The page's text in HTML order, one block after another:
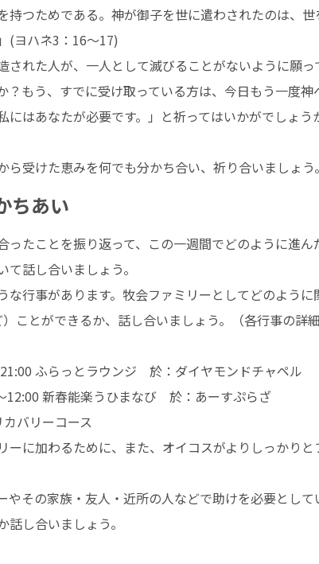
持つためである。神が御子を世に遣わされたのは、
(ヨハネ3：16～17)
された人が、一人として滅びることがないように願
？もう、すでに受け取っている方は、今日もう一度
にはあなたが必要です。」と祈ってはいかがでしょ
ら受けた恵みを何でも分かち合い、祈り合いましょう。
ちあい
ったことを振り返って、この一週間でどのように進ん
話し合いましょう。
な行事があります。牧会ファミリーとしてどのよう
）ことができるか、話し合いましょう。（各行事の詳
ふらっとラウンジ 於：ダイヤモンドチャペル
12:00 新春能楽うひまなび 於：あーすぷらざ
バリーコース
ーに加わるために、また、オイコスがよりしっかり
やその家族・友人・近所の人などで助けを必要とし
し合いましょう。